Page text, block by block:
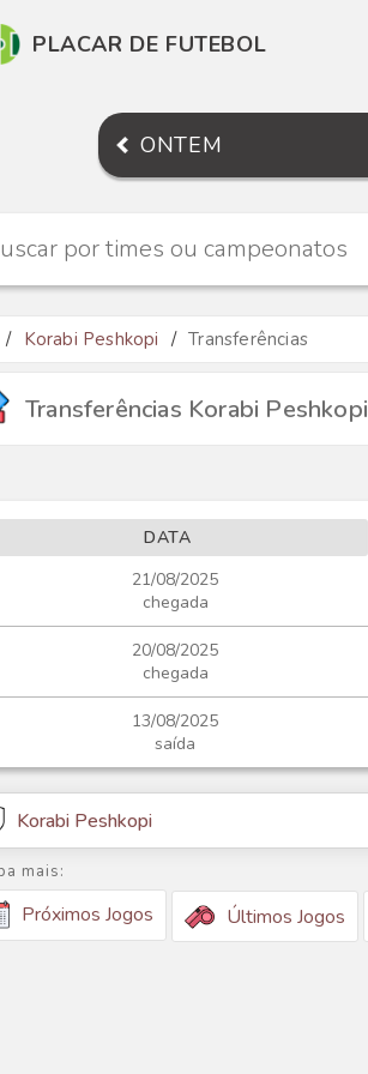
PLACAR DE FUTEBOL
ONTEM
Korabi Peshkopi Transferências
Transferências Korabi Peshkopi
DATA
21/08/2025
chegada
20/08/2025
chegada
13/08/2025
saída
Korabi Peshkopi
mais:
Próximos Jogos Últimos Jogos